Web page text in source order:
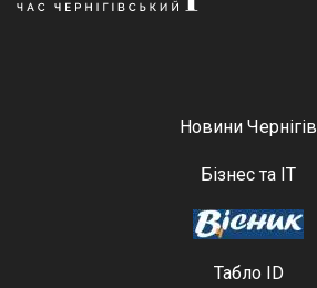
Новини Чернігів
Бізнес та ІТ
Табло ID